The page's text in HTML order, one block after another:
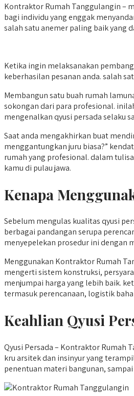
Kontraktor Rumah Tanggulangin –
bagi individu yang enggak
salah satu anemer paling baik yang
Ketika ingin melaksanakan
keberhasilan pesanan anda. salah
Membangun satu buah rumah
sokongan dari para profesional.
mengenalkan qyusi persada selaku
Saat anda mengakhirkan buat
menggantungkan juru biasa?”
rumah yang profesional. dalam
kamu di pulau jawa.
Kenapa
Sebelum mengulas kualitas qyusi
berbagai pandangan serupa
menyepelekan prosedur ini dengan
Menggunakan Kontraktor Rumah
mengerti sistem konstruksi,
menjumpai harga yang lebih baik.
termasuk perencanaan, logistik
Keahlian Qyusi
Qyusi Persada – Kontraktor Rumah
kru arsitek dan insinyur yang
penentuan materi bangunan,